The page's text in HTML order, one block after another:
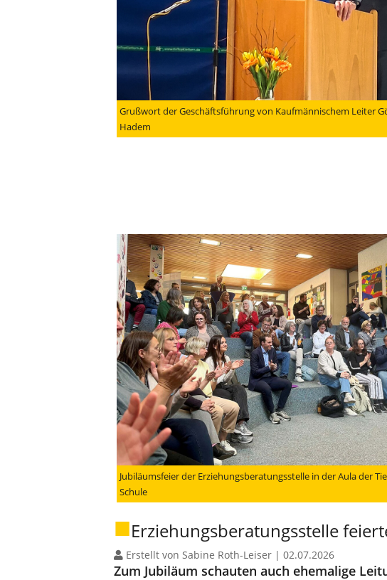
Grußwort der Geschäftsführung von Kaufmännischem Leiter
Hadem
Jubiläumsfeier der Erziehungsberatungsstelle in der Aula der
Schule
Erziehungsberatungsstelle
Erstellt von Sabine Roth-Leiser | 02.07.2026
Zum Jubiläum schauten auch ehemalige